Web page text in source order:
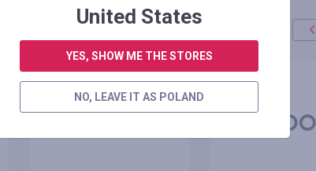
United States
YES, SHOW ME THE STORES
NO, LEAVE IT AS POLAND